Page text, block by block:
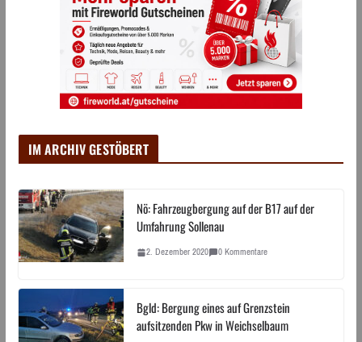
IM ARCHIV GESTÖBERT
Nö: Fahrzeugbergung auf der B17 auf der
Umfahrung Sollenau
2. Dezember 2020 0 Kommentare
Bgld: Bergung eines auf Grenzstein
aufsitzenden Pkw in Weichselbaum